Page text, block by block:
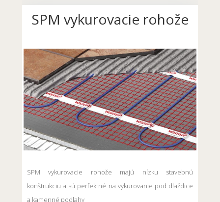
SPM vykurovacie rohože
SPM vykurovacie rohože majú nízku stavebnú
konštrukciu a sú perfektné na vykurovanie pod dlaždice
a kamenné podlahy